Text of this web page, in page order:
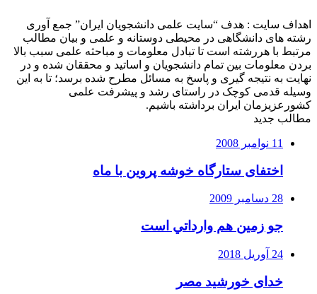
اهداف سایت : هدف “سایت علمی دانشجویان ایران” جمع آوری
رشته های دانشگاهی در محیطی دوستانه و علمی و بیان مطالب
مرتبط با هررشته است تا تبادل معلومات و مباحثه علمی سبب بالا
بردن معلومات بین تمام دانشجویان و اساتید و محققان شده و در
نهایت به نتیجه گیری و پاسخ به مسائل مطرح شده برسد؛ تا به این
وسیله قدمی کوچک در راستای رشد و پیشرفت علمی
کشورعزیزمان ایران برداشته باشیم.
مطالب جدید
11 نوامبر 2008
اختفای ستارگاه خوشه پروین با ماه
28 دسامبر 2009
جو زمين هم وارداتي است
24 آوریل 2018
خدای خورشید مصر